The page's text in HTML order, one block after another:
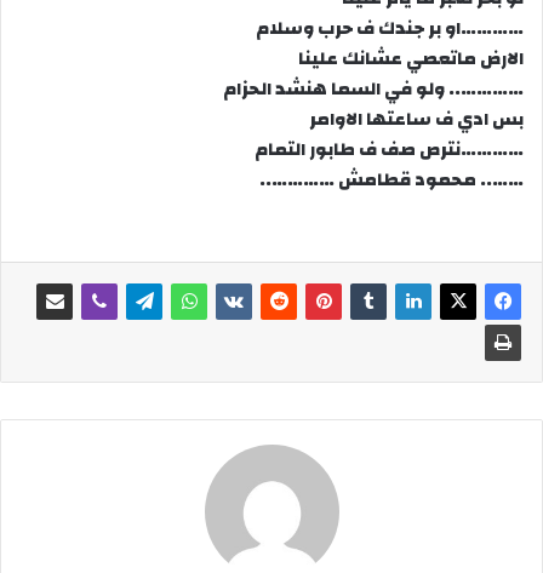
…………او بر جندك ف حرب وسلام
الارض ماتعصي عشانك علينا
………….. ولو في السما هنشد الحزام
بس ادي ف ساعتها الاوامر
…………نترص صف ف طابور التمام
…….. محمود قطامش …………..